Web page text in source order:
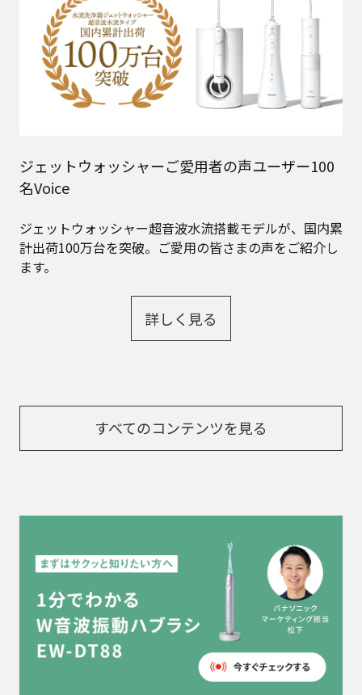
ジェットウォッシャーご愛用者の声ユーザー100
名Voice
ジェットウォッシャー超音波水流搭載モデルが、国内累
計出荷100万台を突破。ご愛用の皆さまの声をご紹介し
ます。
詳しく見る
すべてのコンテンツを見る